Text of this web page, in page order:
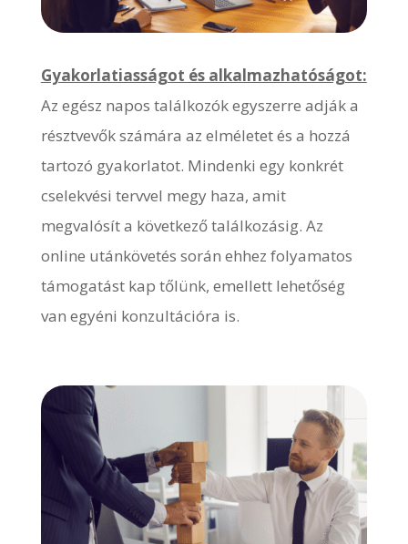
Gyakorlatiasságot és alkalmazhatóságot:
Az egész napos találkozók egyszerre adják a
résztvevők számára az elméletet és a hozzá
tartozó gyakorlatot. Mindenki egy konkrét
cselekvési tervvel megy haza, amit
megvalósít a következő találkozásig. Az
online utánkövetés során ehhez folyamatos
támogatást kap tőlünk, emellett lehetőség
van egyéni konzultációra is.